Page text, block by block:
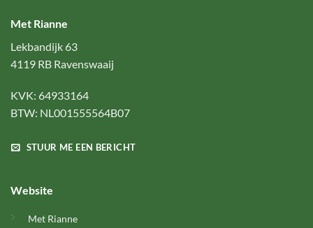
Met Rianne
Lekbandijk 63
4119 RB Ravenswaaij
KVK: 64933164
BTW: NL001555564B07
STUUR ME EEN BERICHT
Website
Met Rianne